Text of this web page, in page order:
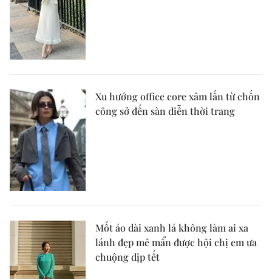
Xu hướng office core xâm lấn từ chốn
công sở đến sàn diễn thời trang
Mốt áo dài xanh lá không làm ai xa
lánh đẹp mê mẩn được hội chị em ưa
chuộng dịp tết